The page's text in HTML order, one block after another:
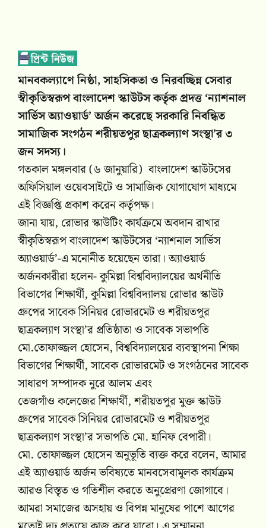
মানবকল্যাণে নিষ্ঠা, সাহসিকতা ও নিরবচ্ছিন্ন সেবার
স্বীকৃতিস্বরূপ বাংলাদেশ স্কাউটস কর্তৃক প্রদত্ত ‘ন্যাশনাল
সার্ভিস অ্যাওয়ার্ড’ অর্জন করেছে সরকারি নিবন্ধিত
সামাজিক সংগঠন শরীয়তপুর ছাত্রকল্যাণ সংস্থা’র ৩
জন সদস্য।
গতকাল মঙ্গলবার (৬ জানুয়ারি) বাংলাদেশ স্কাউটসের
অফিসিয়াল ওয়েবসাইটে ও সামাজিক যোগাযোগ মাধ্যমে
এই বিজ্ঞপ্তি প্রকাশ করেন কর্তৃপক্ষ।
জানা যায়, রোভার স্কাউটিং কার্যক্রমে অবদান রাখার
স্বীকৃতিস্বরূপ বাংলাদেশ স্কাউটসের ‘ন্যাশনাল সার্ভিস
অ্যাওয়ার্ড’-এ মনোনীত হয়েছেন তারা। অ্যাওয়ার্ড
অর্জনকারীরা হলেন- কুমিল্লা বিশ্ববিদ্যালয়ের অর্থনীতি
বিভাগের শিক্ষার্থী, কুমিল্লা বিশ্ববিদ্যালয় রোভার স্কাউট
গ্রুপের সাবেক সিনিয়র রোভারমেট ও শরীয়তপুর
ছাত্রকল্যাণ সংস্থা’র প্রতিষ্ঠাতা ও সাবেক সভাপতি
মো.তোফাজ্জল হোসেন, বিশ্ববিদ্যালয়ের ব্যবস্থাপনা শিক্ষা
বিভাগের শিক্ষার্থী, সাবেক রোভারমেট ও সংগঠনের সাবেক
সাধারণ সম্পাদক নুরে আলম এবং
তেজগাঁও কলেজের শিক্ষার্থী, শরীয়তপুর মুক্ত স্কাউট
গ্রুপের সাবেক সিনিয়র রোভারমেট ও শরীয়তপুর
ছাত্রকল্যাণ সংস্থা’র সভাপতি মো. হানিফ বেপারী।
মো. তোফাজ্জল হোসেন অনুভূতি ব্যক্ত করে বলেন, আমার
এই অ‍্যাওয়ার্ড অর্জন ভবিষ্যতে মানবসেবামূলক কার্যক্রম
আরও বিস্তৃত ও গতিশীল করতে অনুপ্রেরণা জোগাবে।
আমরা সমাজের অসহায় ও বিপন্ন মানুষের পাশে আগের